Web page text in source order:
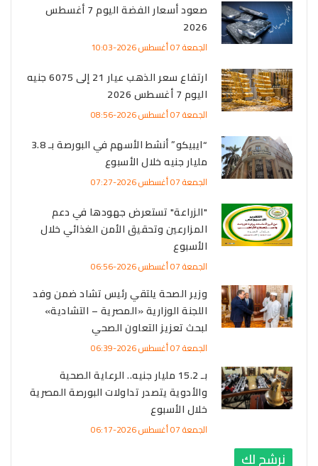
صعود أسعار الفضة اليوم 7 أغسطس
2026
الجمعة 07 أغسطس 2026-10:03
ارتفاع سعر الذهب عيار 21 إلى 6075 جنيه
اليوم 7 أغسطس 2026
الجمعة 07 أغسطس 2026-08:56
“ايبيكو” أنشط الأسهم في البورصة بـ 3.8
مليار جنيه خلال الأسبوع
الجمعة 07 أغسطس 2026-07:27
"الزراعة" تستعرض جهودها في دعم
المزارعين وتحقيق الأمن الغذائي خلال
الأسبوع
الجمعة 07 أغسطس 2026-06:56
وزير الصحة يلتقي رئيس تشاد ضمن وفد
اللجنة الوزارية «المصرية – التشادية»
لبحث تعزيز التعاون الصحي
الجمعة 07 أغسطس 2026-06:39
بـ 15.2 مليار جنيه.. الرعاية الصحية
والأدوية يتصدر تداولات البورصة المصرية
خلال الأسبوع
الجمعة 07 أغسطس 2026-06:17
نرشح لك